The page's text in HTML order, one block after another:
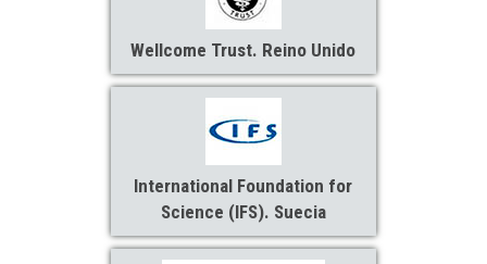
Wellcome Trust. Reino Unido
International Foundation for
Science (IFS). Suecia